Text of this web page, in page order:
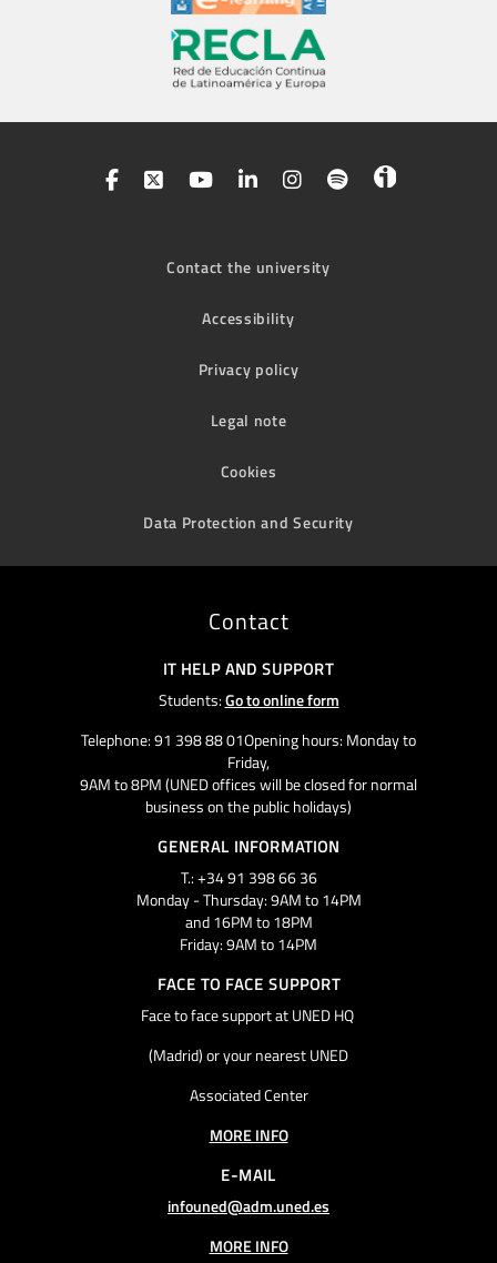
Contact the university
Accessibility
Privacy policy
Legal note
Cookies
Data Protection and Security
Contact
IT HELP AND SUPPORT
Students:Go to online form
Telephone: 91 398 88 01Opening hours: Monday to
Friday,
9AM to 8PM (UNED offices will be closed for normal
business on the public holidays)
GENERAL INFORMATION
T.: +34 91 398 66 36
Monday - Thursday: 9AM to 14PM
and 16PM to 18PM
Friday: 9AM to 14PM
FACE TO FACE SUPPORT
Face to face support at UNED HQ
(Madrid) or your nearest UNED
Associated Center
MORE INFO
E-MAIL
infouned@adm.uned.es
MORE INFO